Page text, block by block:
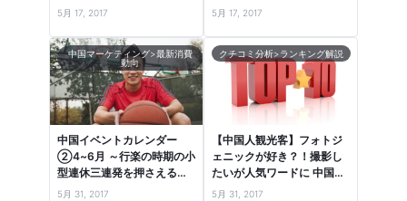
るので注意！～
5月 17, 2017 5月 17, 2017
中国マーケティング>最新消費
動向
中国イベントカレンダー
②4~6月 ～行楽の時期の小
型連休三連発を押さえる！
～
5月 31, 2017
クチコミ分析>ランキング解説
【中国人観光客】フォトジ
ェニックが好き？！撮影し
たいが人気ワードに 中国口
コミランキングより
5月 31, 2017